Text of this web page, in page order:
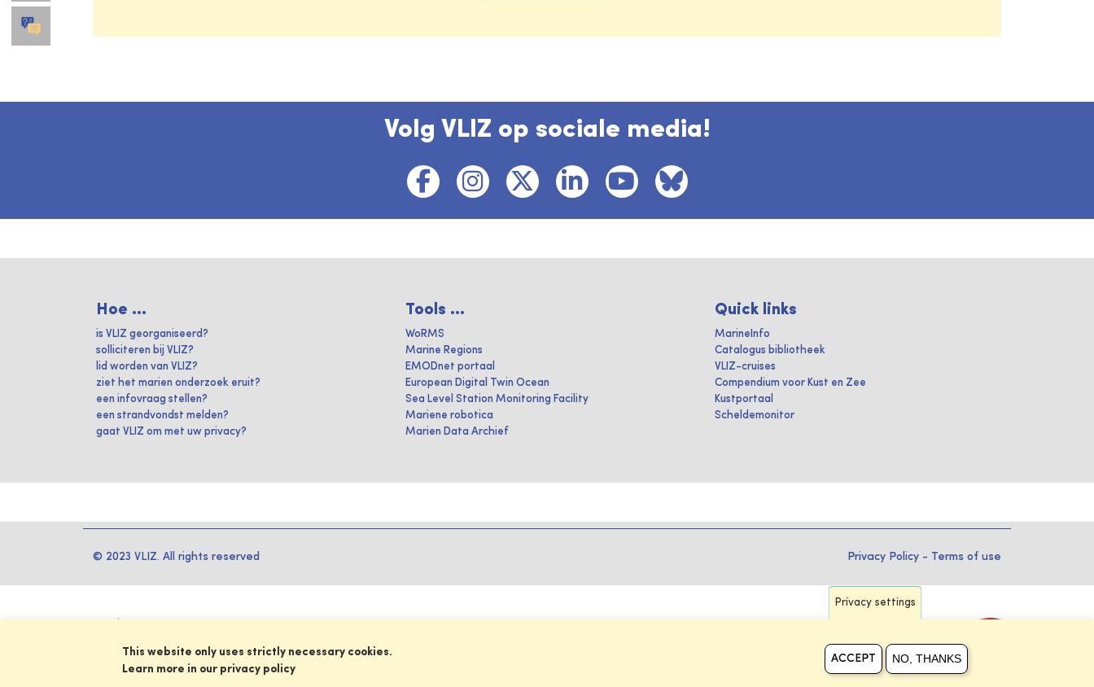
Volg VLIZ op sociale media!
Hoe ...
is VLIZ georganiseerd?
solliciteren bij VLIZ?
lid worden van VLIZ?
ziet het marien onderzoek eruit?
een infovraag stellen?
een strandvondst melden?
gaat VLIZ om met uw privacy?
Tools ...
WoRMS
Marine Regions
EMODnet portaal
European Digital Twin Ocean
Sea Level Station Monitoring Facility
Mariene robotica
Marien Data Archief
Quick links
MarineInfo
Catalogus bibliotheek
VLIZ-cruises
Compendium voor Kust en Zee
Kustportaal
Scheldemonitor
© 2023 VLIZ. All rights reserved Privacy Policy - Terms of use
Privacy settings
This website only uses strictly necessary cookies.
Learn more in our privacy policy
ACCEPT NO, THANKS